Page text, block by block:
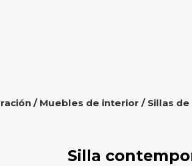
/ Muebles de interior / Sillas
Silla